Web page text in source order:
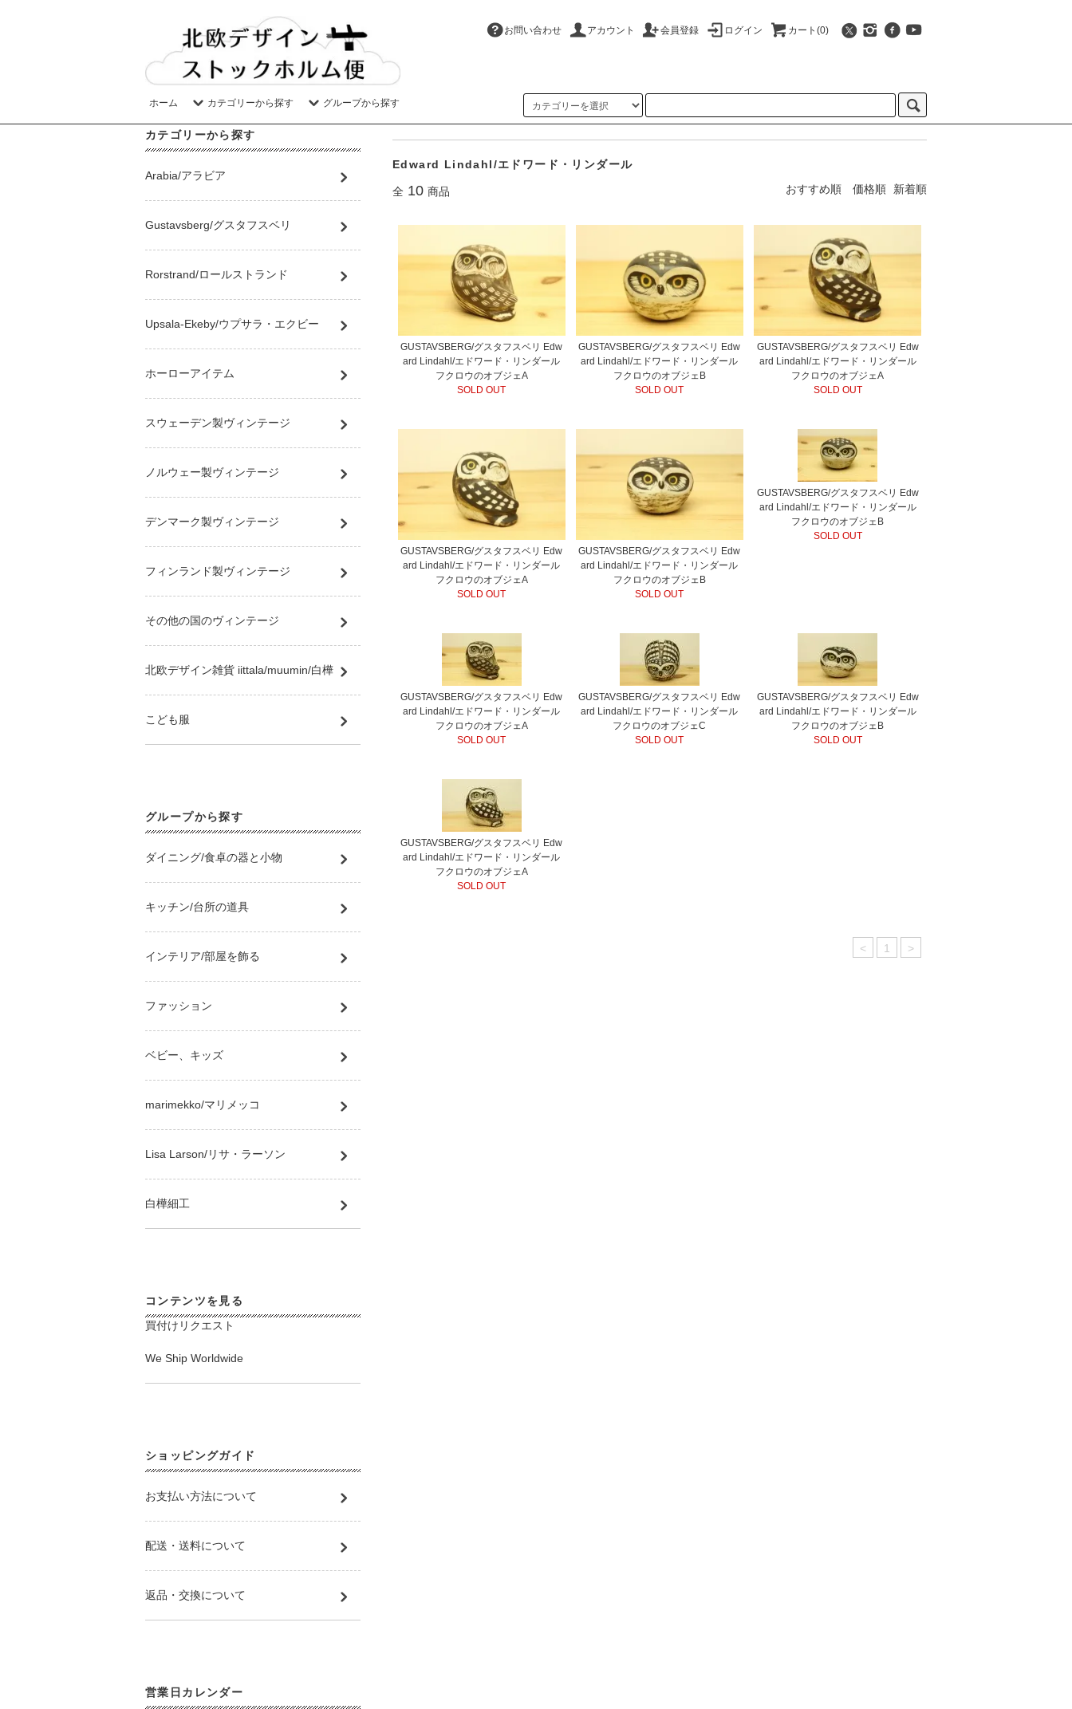
お問い合わせ アカウント 会員登録 ログイン カート(0)
ホーム カテゴリーから探す グループから探す
ホーム Gustavsberg/グスタフスベリ >Edward Lindahl/エドワード・リンダール
Edward Lindahl/エドワード・リンダール
全 10 商品 おすすめ順 価格順 新着順
GUSTAVSBERG/グスタフスベリ Edw
ard Lindahl/エドワード・リンダール
フクロウのオブジェA
SOLD OUT
GUSTAVSBERG/グスタフスベリ Edw
ard Lindahl/エドワード・リンダール
フクロウのオブジェB
SOLD OUT
GUSTAVSBERG/グスタフスベリ Edw
ard Lindahl/エドワード・リンダール
フクロウのオブジェA
SOLD OUT
GUSTAVSBERG/グスタフスベリ Edw
ard Lindahl/エドワード・リンダール
フクロウのオブジェA
SOLD OUT
GUSTAVSBERG/グスタフスベリ Edw
ard Lindahl/エドワード・リンダール
フクロウのオブジェB
SOLD OUT
GUSTAVSBERG/グスタフスベリ Edw
ard Lindahl/エドワード・リンダール
フクロウのオブジェB
SOLD OUT
GUSTAVSBERG/グスタフスベリ Edw
ard Lindahl/エドワード・リンダール
フクロウのオブジェA
SOLD OUT
GUSTAVSBERG/グスタフスベリ Edw
ard Lindahl/エドワード・リンダール
フクロウのオブジェC
SOLD OUT
GUSTAVSBERG/グスタフスベリ Edw
ard Lindahl/エドワード・リンダール
フクロウのオブジェB
SOLD OUT
GUSTAVSBERG/グスタフスベリ Edw
ard Lindahl/エドワード・リンダール
フクロウのオブジェA
SOLD OUT
< 1 >
カテゴリーから探す
Arabia/アラビア
Gustavsberg/グスタフスベリ
Rorstrand/ロールストランド
Upsala-Ekeby/ウプサラ・エクビー
ホーローアイテム
スウェーデン製ヴィンテージ
ノルウェー製ヴィンテージ
デンマーク製ヴィンテージ
フィンランド製ヴィンテージ
その他の国のヴィンテージ
北欧デザイン雑貨 iittala/muumin/白樺
こども服
グループから探す
ダイニング/食卓の器と小物
キッチン/台所の道具
インテリア/部屋を飾る
ファッション
ベビー、キッズ
marimekko/マリメッコ
Lisa Larson/リサ・ラーソン
白樺細工
コンテンツを見る
買付けリクエスト
We Ship Worldwide
ショッピングガイド
お支払い方法について
配送・送料について
返品・交換について
営業日カレンダー